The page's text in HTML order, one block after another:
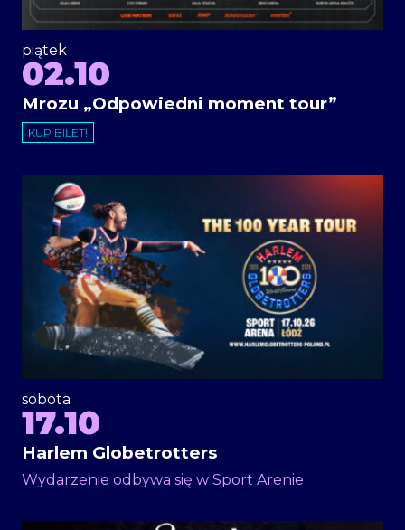
piątek
02.10
Mrozu „Odpowiedni moment tour”
KUP BILET!
sobota
17.10
Harlem Globetrotters
Wydarzenie odbywa się w Sport Arenie